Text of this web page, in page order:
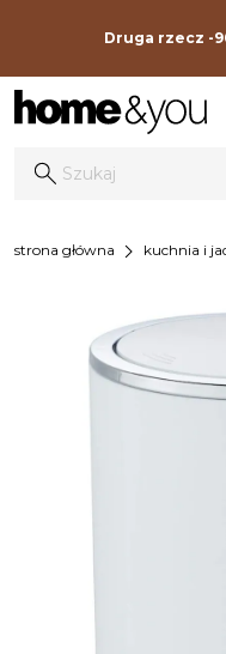
Druga rzecz -
strona główna chevron_right kuchnia i